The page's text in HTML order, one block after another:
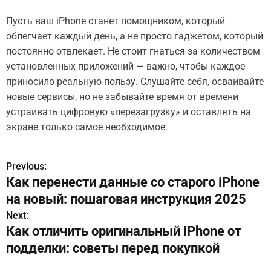
Пусть ваш iPhone станет помощником, который
облегчает каждый день, а не просто гаджетом, который
постоянно отвлекает. Не стоит гнаться за количеством
установленных приложений — важно, чтобы каждое
приносило реальную пользу. Слушайте себя, осваивайте
новые сервисы, но не забывайте время от времени
устраивать цифровую «перезагрузку» и оставлять на
экране только самое необходимое.
Н
а
в
и
Previous:
Как перенести данные со старого iPhone
на новый: пошаговая инструкция 2025
Next:
Как отличить оригинальный iPhone от
подделки: советы перед покупкой